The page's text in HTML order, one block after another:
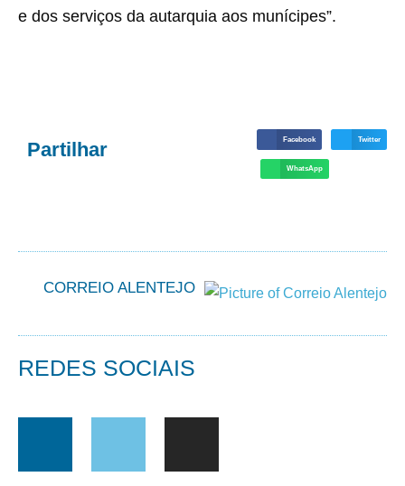
e dos serviços da autarquia aos munícipes”.
Partilhar Facebook Twitter
WhatsApp
CORREIO ALENTEJO
REDES SOCIAIS